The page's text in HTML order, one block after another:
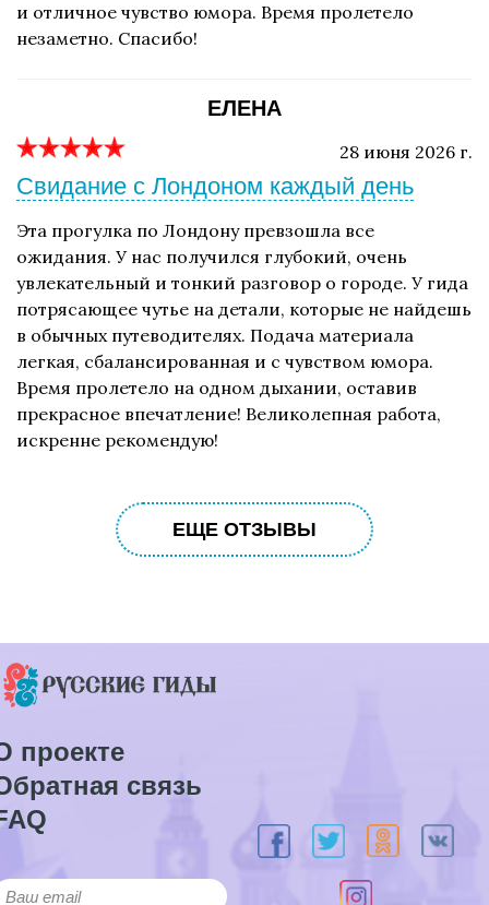
и отличное чувство юмора. Время пролетело
незаметно. Спасибо!
ЕЛЕНА
28 июня 2026 г.
Свидание с Лондоном каждый день
Эта прогулка по Лондону превзошла все
ожидания. У нас получился глубокий, очень
увлекательный и тонкий разговор о городе. У гида
потрясающее чутье на детали, которые не найдешь
в обычных путеводителях. Подача материала
легкая, сбалансированная и с чувством юмора.
Время пролетело на одном дыхании, оставив
прекрасное впечатление! Великолепная работа,
искренне рекомендую!
ЕЩЕ ОТЗЫВЫ
проекте
связь